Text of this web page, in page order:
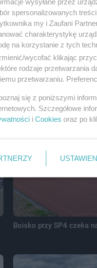
Miasto składa kolejne
dofinansowanie
Boisko przy SP4 czeka
spersonalizowanych
my i Zaufani
charakterystykę
na korzystanie z tych
wycofać klikając
rodzaje przetwarzania
przetwarzaniu.
się z poniższymi
Szczegółowe
i Cookies oraz po